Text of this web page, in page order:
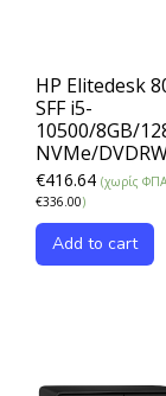
HP Elitedesk
SFF i5-
10500/8GB/
NVMe/
€416.64 (χωρίς
€336.00)
Add to cart